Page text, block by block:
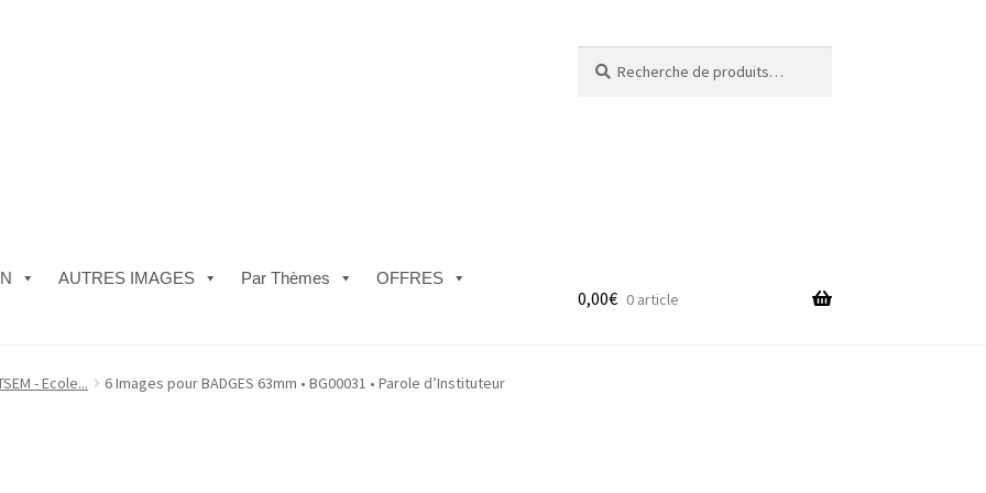
pour :
AUTRES IMAGES Par Thèmes OFFRES
#5610 (pas de titre) Acheter ma Machine à Badge
0,00€ 0 article
- Ecole... 6 Images pour BADGES 63mm • BG00031 • Parole d’Instituteur